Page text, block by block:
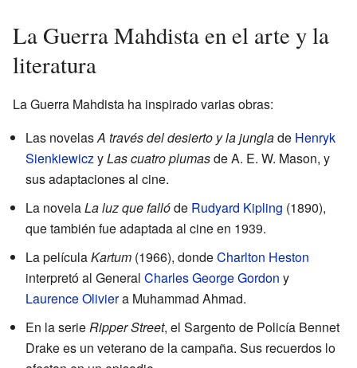
La Guerra Mahdista en el arte y la
literatura
La Guerra Mahdista ha inspirado varias obras:
Las novelasA través del desierto y la junglade Henryk
SienkiewiczyLas cuatro plumasde A. E. W. Mason, y
sus adaptaciones al cine.
La novelaLa luz que fallóde Rudyard Kipling (1890),
que también fue adaptada al cine en 1939.
La películaKartum (1966), dondeCharlton Heston
interpretó al General Charles George Gordon y
Laurence Oliviera Muhammad Ahmad.
En la serieRipper Street, el Sargento de Policía Bennet
Drake es un veterano de la campaña. Sus recuerdos lo